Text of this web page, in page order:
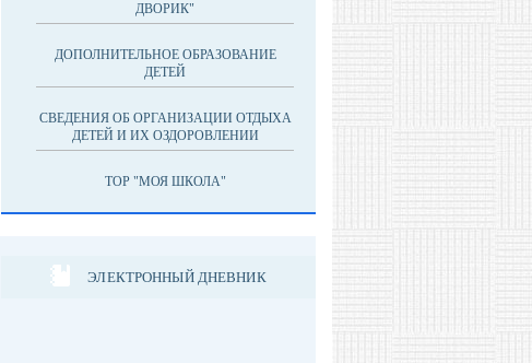
ДВОРИК"
ДОПОЛНИТЕЛЬНОЕ ОБРАЗОВАНИЕ
ДЕТЕЙ
СВЕДЕНИЯ ОБ ОРГАНИЗАЦИИ ОТДЫХА
ДЕТЕЙ И ИХ ОЗДОРОВЛЕНИИ
ТОР "МОЯ ШКОЛА"
ЭЛЕКТРОННЫЙ ДНЕВНИК